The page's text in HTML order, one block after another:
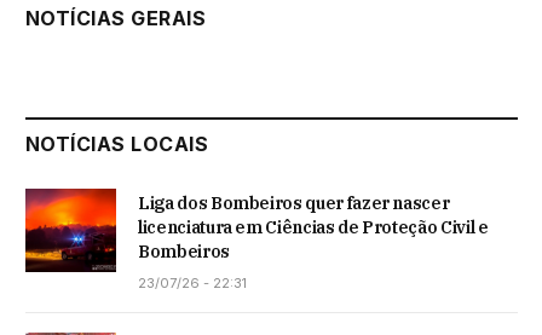
NOTÍCIAS GERAIS
NOTÍCIAS LOCAIS
Liga dos Bombeiros quer fazer nascer
licenciatura em Ciências de Proteção Civil e
Bombeiros
23/07/26 - 22:31